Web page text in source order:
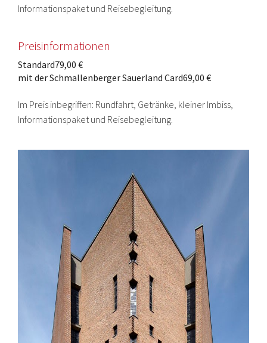
Informationspaket und Reisebegleitung.
Preisinformationen
Standard79,00 €
mit der Schmallenberger Sauerland Card69,00 €
Im Preis inbegriffen: Rundfahrt, Getränke, kleiner Imbiss,
Informationspaket und Reisebegleitung.